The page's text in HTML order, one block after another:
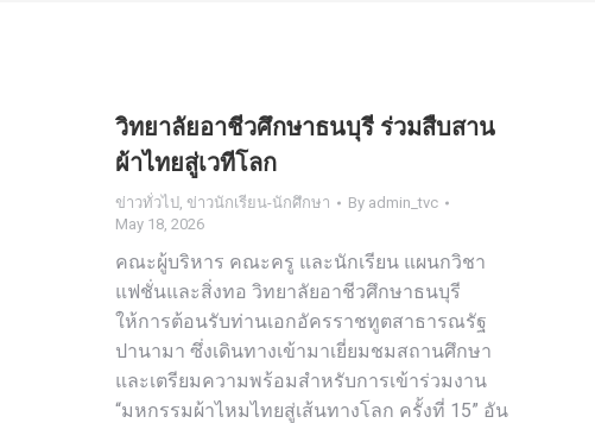
วิทยาลัยอาชีวศึกษาธนบุรี ร่วมสืบสาน
ผ้าไทยสู่เวทีโลก
ข่าวทั่วไป, ข่าวนักเรียน-นักศึกษา By admin_tvc
May 18, 2026
คณะผู้บริหาร คณะครู และนักเรียน แผนกวิชา
แฟชั่นและสิ่งทอ วิทยาลัยอาชีวศึกษาธนบุรี
ให้การต้อนรับท่านเอกอัครราชทูตสาธารณรัฐ
ปานามา ซึ่งเดินทางเข้ามาเยี่ยมชมสถานศึกษา
และเตรียมความพร้อมสำหรับการเข้าร่วมงาน
“มหกรรมผ้าไหมไทยสู่เส้นทางโลก ครั้งที่ 15” อัน